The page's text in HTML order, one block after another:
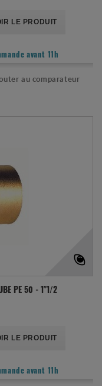
LE PRODUIT
avant 11h
au comparateur
PE 50 - 1"1/2
LE PRODUIT
avant 11h